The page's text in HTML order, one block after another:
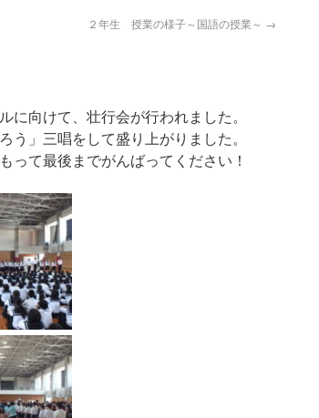
２年生 授業の様子～国語の授業～ →
向けて、壮行会が行われました。
」三唱をして盛り上がりました。
って最後までがんばってください！